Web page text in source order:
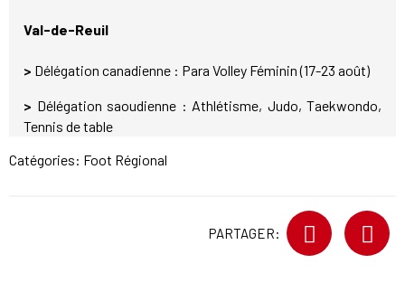
Val-de-Reuil
> Délégation canadienne : Para Volley Féminin (17-23 août)
> Délégation saoudienne : Athlétisme, Judo, Taekwondo,
Tennis de table
Catégories: Foot Régional
PARTAGER: